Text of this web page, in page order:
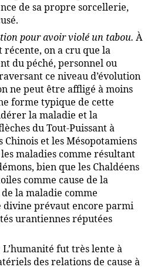
de sa propre sorcellerie,
pour avoir violé un tabou. À
on a cru que la
du péché, personnel ou
ce niveau d’évolution
ne peut être affligé à moins
forme typique de cette
la maladie et la
du Tout-Puissant à
Chinois et les Mésopotamiens
maladies comme résultant
bien que les Chaldéens
comme cause de la
la maladie comme
divine prévaut encore parmi
urantiennes réputées
L’humanité fut très lente à
des relations de cause à